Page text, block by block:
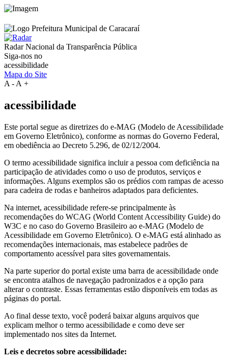
Radar Nacional da Transparência Pública
Siga-nos no
acessibilidade
Mapa do Site
A-A +
acessibilidade
Este portal segue as diretrizes do e-MAG (Modelo de Acessibilidade
em Governo Eletrônico), conforme as normas do Governo Federal,
em obediência ao Decreto 5.296, de 02/12/2004.
O termo acessibilidade significa incluir a pessoa com deficiência na
participação de atividades como o uso de produtos, serviços e
informações. Alguns exemplos são os prédios com rampas de acesso
para cadeira de rodas e banheiros adaptados para deficientes.
Na internet, acessibilidade refere-se principalmente às
recomendações do WCAG (World Content Accessibility Guide) do
W3C e no caso do Governo Brasileiro ao e-MAG (Modelo de
Acessibilidade em Governo Eletrônico). O e-MAG está alinhado as
recomendações internacionais, mas estabelece padrões de
comportamento acessível para sites governamentais.
Na parte superior do portal existe uma barra de acessibilidade onde
se encontra atalhos de navegação padronizados e a opção para
alterar o contraste. Essas ferramentas estão disponíveis em todas as
páginas do portal.
Ao final desse texto, você poderá baixar alguns arquivos que
explicam melhor o termo acessibilidade e como deve ser
implementado nos sites da Internet.
Leis e decretos sobre acessibilidade: